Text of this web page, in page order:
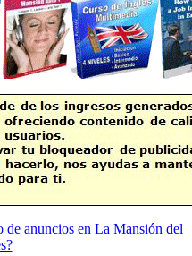
de anuncios en La Mansión del